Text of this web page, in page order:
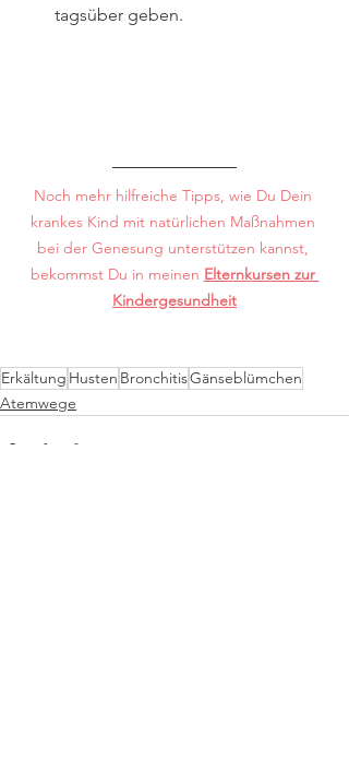
tagsüber geben.
Noch mehr hilfreiche Tipps, wie Du Dein
krankes Kind mit natürlichen Maßnahmen
bei der Genesung unterstützen kannst,
bekommst Du in meinen Elternkursen zur
Kindergesundheit
Erkältung Husten BronchitisGänseblümchen
Atemwege